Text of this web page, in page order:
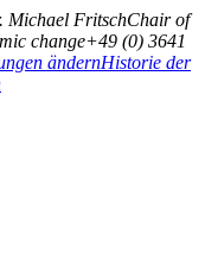
Michael FritschChair of
change+49 (0) 3641
ändernHistorie der